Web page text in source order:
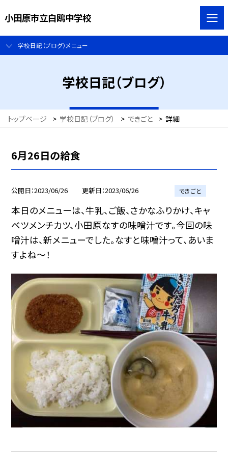
小田原市立白鴎中学校
学校日記（ブログ）メニュー
学校日記（ブログ）
トップページ > 学校日記（ブログ） > できごと > 詳細
6月26日の給食
公開日 2023/06/26 更新日 2023/06/26 できごと
本日のメニューは、牛乳、ご飯、さかなふりかけ、キャ
ベツメンチカツ、小田原なすの味噌汁です。今回の味
噌汁は、新メニューでした。なすと味噌汁って、あいま
すよね〜！